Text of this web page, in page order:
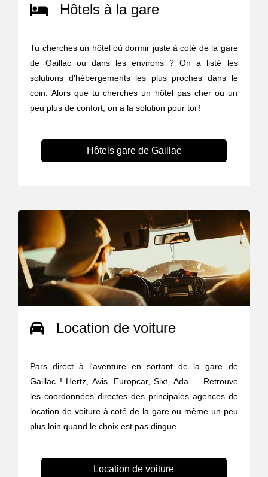
Hôtels à la gare
Tu cherches un hôtel où dormir juste à coté de la gare
de Gaillac ou dans les environs ? On a listé les
solutions d'hébergements les plus proches dans le
coin. Alors que tu cherches un hôtel pas cher ou un
peu plus de confort, on a la solution pour toi !
Hôtels gare de Gaillac
Location de voiture
Pars direct à l'aventure en sortant de la gare de
Gaillac ! Hertz, Avis, Europcar, Sixt, Ada ... Retrouve
les coordonnées directes des principales agences de
location de voiture à coté de la gare ou même un peu
plus loin quand le choix est pas dingue.
Location de voiture